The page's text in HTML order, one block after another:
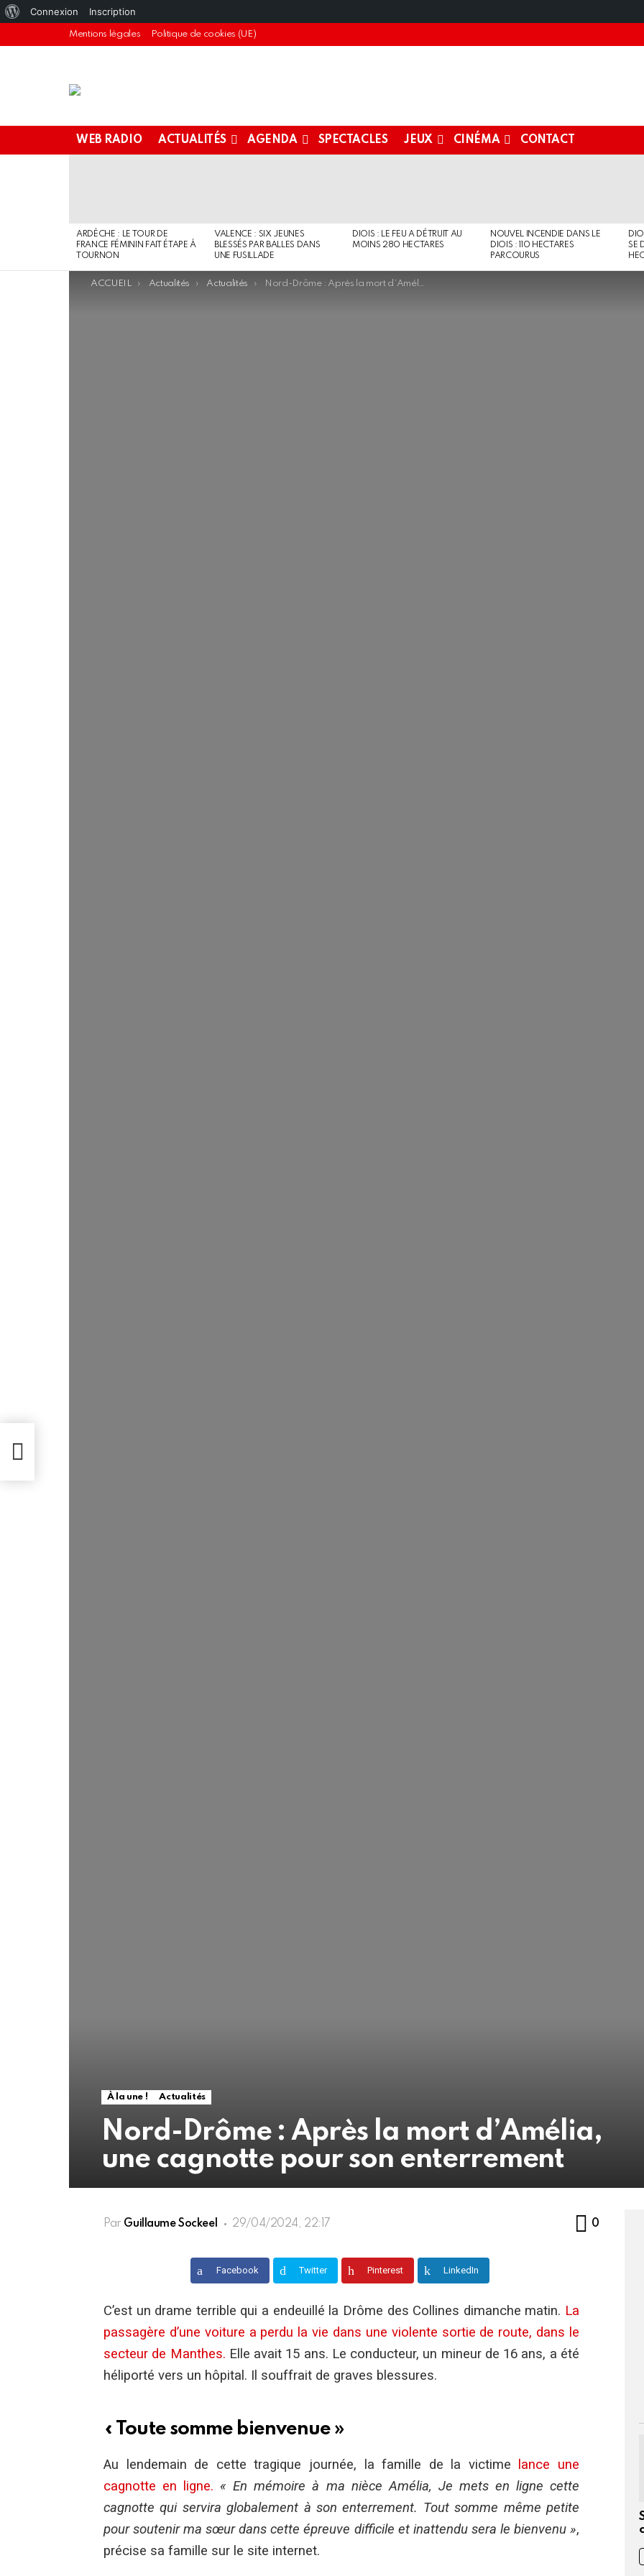
Mentions légales Politique de cookies (UE)
WEB RADIO ACTUALITÉS AGENDA SPECTACLES JEUX CINÉMA CONTACT
ARDÈCHE : LE TOUR DE
FRANCE FÉMININ FAIT ÉTAPE À
TOURNON
VALENCE : SIX JEUNES
BLESSÉS PAR BALLES DANS
UNE FUSILLADE
DIOIS : LE FEU A DÉTRUIT AU
MOINS 280 HECTARES
NOUVEL INCENDIE DANS LE
DIOIS : 110 HECTARES
PARCOURUS
SE
You are here:
ACCUEIL Actualités Actualités Nord-Drôme : Après la mort d’Amélia, une cagnotte pour son enterrement
À la une ! Actualités
Nord-Drôme : Après la mort d’Amélia,
une cagnotte pour son enterrement
Par Guillaume Sockeel 29/04/2024, 22:17 0
Facebook Twitter Pinterest LinkedIn
C’est un drame terrible qui a endeuillé la Drôme des Collines dimanche matin. La
passagère d’une voiture a perdu la vie dans une violente sortie de route, dans le
secteur de Manthes. Elle avait 15 ans. Le conducteur, un mineur de 16 ans, a été
héliporté vers un hôpital. Il souffrait de graves blessures.
« Toute somme bienvenue »
Au lendemain de cette tragique journée, la famille de la victime
lance une
cagnotte en ligne. «En mémoire à ma nièce Amélia, Je mets en ligne cette
cagnotte qui servira globalement à son enterrement. Tout somme même petite
pour soutenir ma sœur dans cette épreuve difficile et inattendu sera le bienvenu»,
précise sa famille sur le site internet.
Connexion Inscription